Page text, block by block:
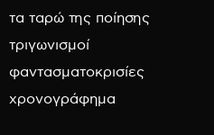
τα ταρώ της ποίησης
τριγωνισμοί
φαντασματοκρισίες
χρονογράφημα